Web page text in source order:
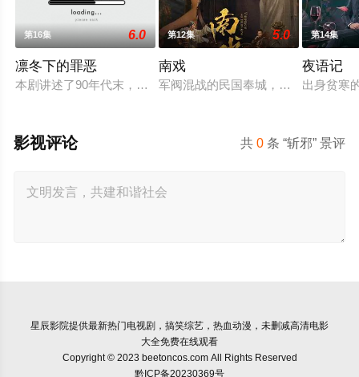
第16集 6.0
凛冬下的罪恶
本剧讲述了90年代末，怒河市刑侦支队在无普及监控、无DNA
第12集 5.0
南戏
军阀混战的民国奉城，玉佛头离奇失
第14集
夜语记
出身贫寒
共0 条 “斩邪” 景评
影视评论
星辰影院提供最新热门电视剧，搞笑综艺，热血动漫，未删减高清电影
大全免费在线观看
Copyright © 2023 beetoncos.com All Rights Reserved
黔ICP备20230369号